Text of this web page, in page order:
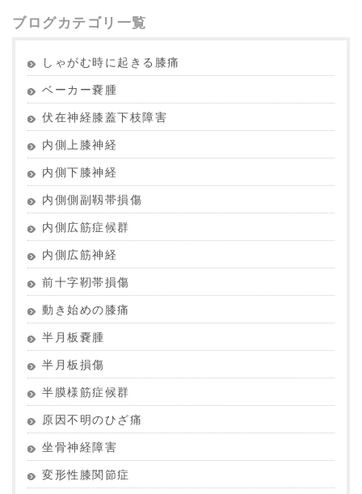
ブログカテゴリ一覧
しゃがむ時に起きる膝痛
ベーカー嚢腫
伏在神経膝蓋下枝障害
内側上膝神経
内側下膝神経
内側側副靱帯損傷
内側広筋症候群
内側広筋神経
前十字靭帯損傷
動き始めの膝痛
半月板嚢腫
半月板損傷
半膜様筋症候群
原因不明のひざ痛
坐骨神経障害
変形性膝関節症